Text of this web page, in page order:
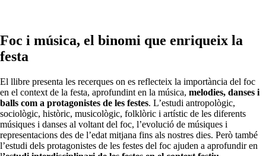
Foc i música, el binomi que enriqueix la
festa
El llibre presenta les recerques on es reflecteix la importància del foc
en el context de la festa, aprofundint en la música, melodies, danses i
balls com a protagonistes de les festes. L’estudi antropològic,
sociològic, històric, musicològic, folklòric i artístic de les diferents
músiques i danses al voltant del foc, l’evolució de músiques i
representacions des de l’edat mitjana fins als nostres dies. Però també
l’estudi dels protagonistes de les festes del foc ajuden a aprofundir en